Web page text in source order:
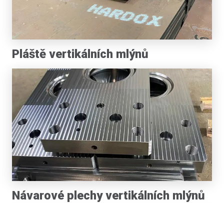
Pláště vertikálních mlýnů
Návarové plechy vertikálních mlýnů